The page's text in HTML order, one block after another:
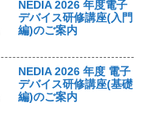
NEDIA 2026 年度電子
デバイス研修講座(入門
編)のご案内
NEDIA 2026 年度 電子
デバイス研修講座(基礎
編)のご案内